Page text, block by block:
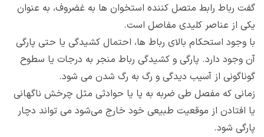
گفت رباط رابط متصل کننده استخوان ها به غضروف، به عنوان
یکی از عناصر کلیدی مفاصل است.
با وجود استحکام بالای رباط ها، احتمال کشیدگی یا حتی پارگی
آن وجود دارد. پارگی و کشیدگی رباط منجر به درجات یا سطوح
گوناگونی از آسیب دیدگی و رگ به رگ شدن می شود.
زمانی که مفصل طی ضربه به پا یا حوادثی مثل چرخش ناگهانی
یا افتادن از موقعیت طبیعی خود خارج می‌شود می تواند دچار
پارگی شود.